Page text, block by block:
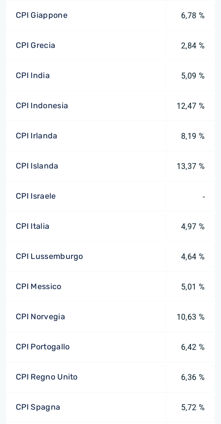
CPI Giappone 6,78 %
CPI Grecia 2,84 %
CPI India 5,09 %
CPI Indonesia 12,47 %
CPI Irlanda 8,19 %
CPI Islanda 13,37 %
CPI Israele -
CPI Italia 4,97 %
CPI Lussemburgo 4,64 %
CPI Messico 5,01 %
CPI Norvegia 10,63 %
CPI Portogallo 6,42 %
CPI Regno Unito 6,36 %
CPI Spagna 5,72 %